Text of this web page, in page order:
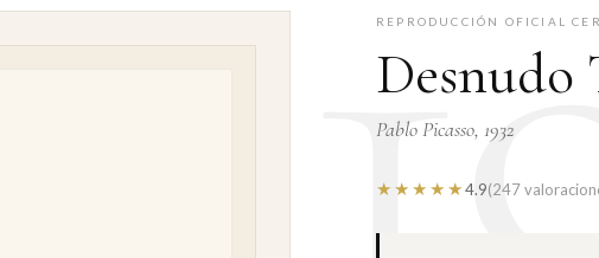
REPRODUCCIÓN OFICIAL
Desnudo
Pablo Picasso, 1932
★★★★★4.9(247